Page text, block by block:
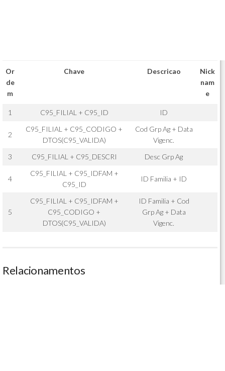
Or
de
m
Chave Descricao
Nick
nam
e
1 C95_FILIAL + C95_ID ID
2
C95_FILIAL + C95_CODIGO +
DTOS(C95_VALIDA)
Cod Grp Ag + Data
Vigenc.
3
C95_FILIAL + C95_DESCRI Desc Grp Ag
4
C95_FILIAL + C95_IDFAM +
C95_ID
ID Familia + ID
5
C95_FILIAL + C95_IDFAM +
C95_CODIGO +
DTOS(C95_VALIDA)
ID Familia + Cod
Grp Ag + Data
Vigenc.
Relacionamentos